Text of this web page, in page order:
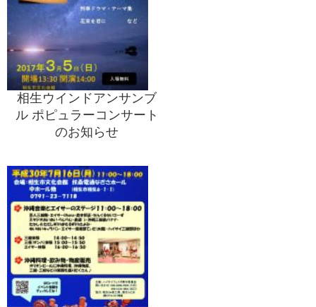
相生ウインドアンサンブ
ル ポピュラーコンサート
のお知らせ